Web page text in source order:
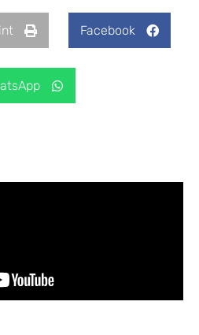
Facebook